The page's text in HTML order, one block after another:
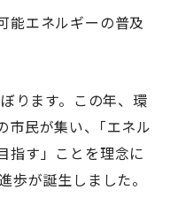
能エネルギーの普及
ります。この年、環
市民が集い、｢エネル
指す」ことを理念に
歩が誕生しました。